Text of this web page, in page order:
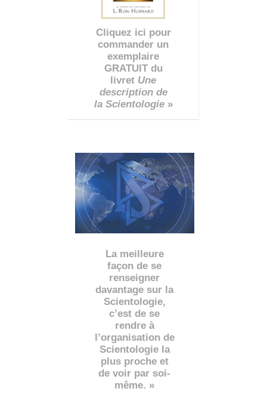
Cliquez ici pour
commander un
exemplaire
GRATUIT du
livret Une
description de
la Scientologie»
La meilleure
façon de se
renseigner
davantage sur la
Scientologie,
c’est de se
rendre à
l’organisation de
Scientologie la
plus proche et
de voir par soi-
même. »